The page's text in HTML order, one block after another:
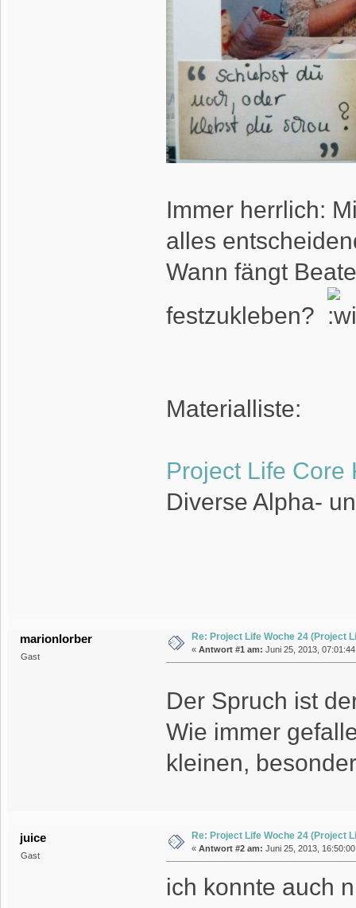
Immer herrlich:
alles
Wann fängt
festzukleben?
Materialliste:
Project Life Core
Diverse Alpha-
marionlorber
Gast
Re: Project Life Woche 24 (Project
« Antwort #1 am: Juni 25, 2013,
Der Spruch ist
Wie immer
kleinen,
juice
Gast
Re: Project Life Woche 24 (Project
« Antwort #2 am: Juni 25, 2013,
ich konnte auch